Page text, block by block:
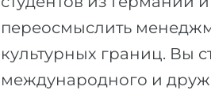
переосмыслить
культурных границ. Вы
международного и